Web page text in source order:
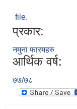
file.
प्रकार:
नमुना फारमहरु
आर्थिक वर्ष:
७७/७८